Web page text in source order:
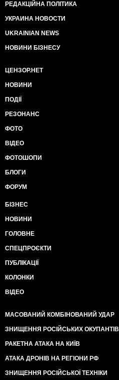
РЕДАКЦІЙНА ПОЛІТИКА
УКРАИНА НОВОСТИ
UKRAINIAN NEWS
НОВИНИ БІЗНЕСУ
ЦЕНЗОР.НЕТ
НОВИНИ
ПОДІЇ
РЕЗОНАНС
ФОТО
ВІДЕО
ФОТОШОПИ
БЛОГИ
ФОРУМ
БІЗНЕС
НОВИНИ
ГОЛОВНЕ
СПЕЦПРОЄКТИ
ПУБЛІКАЦІЇ
КОЛОНКИ
ВІДЕО
МАСОВАНИЙ КОМБІНОВАНИЙ УДАР
ЗНИЩЕННЯ РОСІЙСЬКИХ ОКУПАНТІВ
РАКЕТНА АТАКА НА КИЇВ
АТАКА ДРОНІВ НА РЕГІОНИ РФ
ЗНИЩЕННЯ РОСІЙСЬКОЇ ТЕХНІКИ